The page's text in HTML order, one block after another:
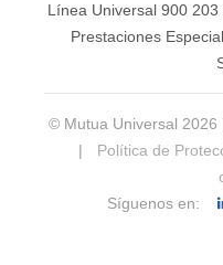
Línea Universal 900 203
Prestaciones
© Mutua Universal 2026
|
Política de
Síguenos en: